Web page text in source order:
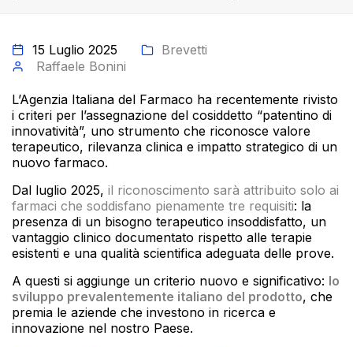
15 Luglio 2025
Brevetti
Raffaele Bonini
L’Agenzia Italiana del Farmaco ha recentemente rivisto
i criteri per l’assegnazione del cosiddetto “patentino di
innovatività”, uno strumento che riconosce valore
terapeutico, rilevanza clinica e impatto strategico di un
nuovo farmaco.
Dal luglio 2025, il riconoscimento sarà attribuito solo ai
farmaci che soddisfano pienamente tre requisiti: la
presenza di un bisogno terapeutico insoddisfatto, un
vantaggio clinico documentato rispetto alle terapie
esistenti e una qualità scientifica adeguata delle prove.
A questi si aggiunge un criterio nuovo e significativo: lo
sviluppo prevalentemente italiano del prodotto, che
premia le aziende che investono in ricerca e
innovazione nel nostro Paese.